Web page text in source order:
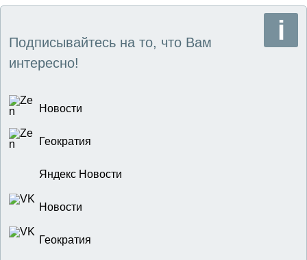
Подписывайтесь на то, что Вам
интересно!
Новости
Геократия
Яндекс Новости
Новости
Геократия